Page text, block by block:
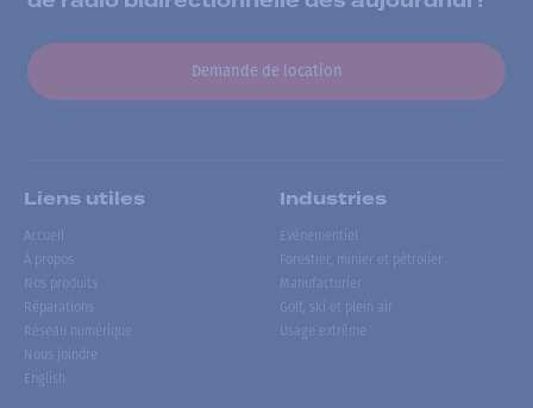
Demande de location
Liens utiles
Accueil
À propos
Nos produits
Réparations
Réseau numérique
Nous joindre
English
Industries
Événementiel
Forestier, minier et pétrolier
Manufacturier
Golf, ski et plein air
Usage extrême